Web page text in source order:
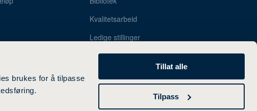
brukes for å tilpasse
Tillat alle
Tilpass
studentmiljø
Kvalitetsarbeid
Ledige stillinger
Arrangementer
aktsomhetsvurderinger